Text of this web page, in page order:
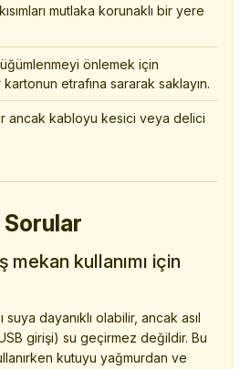
mutlaka korunaklı bir yere
önlemek için
etrafına sararak saklayın.
ancak kabloyu kesici veya delici
Sorular
mekan kullanımı için
suya dayanıklı olabilir, ancak asıl
girişi) su geçirmez değildir. Bu
kutuyu yağmurdan ve